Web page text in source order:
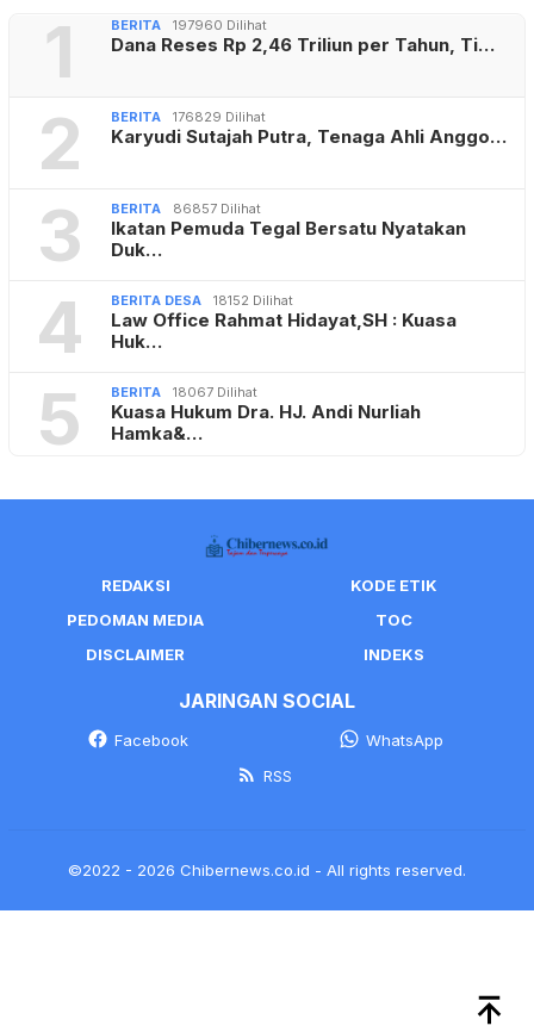
1 BERITA 197960 Dilihat
Dana Reses Rp 2,46 Triliun per Tahun, Ti…
2 BERITA 176829 Dilihat
Karyudi Sutajah Putra, Tenaga Ahli Anggo…
3 BERITA 86857 Dilihat
Ikatan Pemuda Tegal Bersatu Nyatakan
Duk…
4 BERITA DESA 18152 Dilihat
Law Office Rahmat Hidayat,SH : Kuasa
Huk…
5 BERITA 18067 Dilihat
Kuasa Hukum Dra. HJ. Andi Nurliah
Hamka&…
REDAKSI
KODE ETIK
PEDOMAN MEDIA
TOC
DISCLAIMER
INDEKS
JARINGAN SOCIAL
Facebook
WhatsApp
RSS
©2022 - 2026 Chibernews.co.id - All rights reserved.